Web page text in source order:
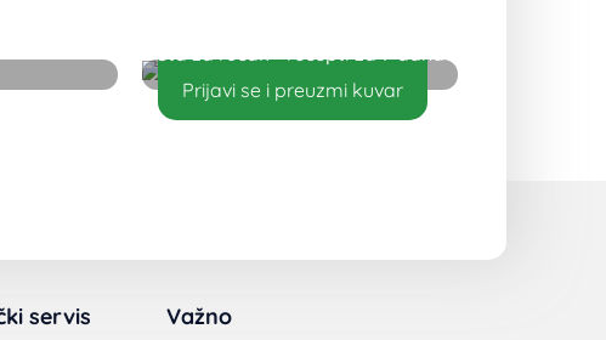
Prijavi se i preuzmi kuvar
Šta za ručak - recepti za 7 dana
servis Važno